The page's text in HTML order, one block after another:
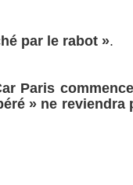
par le rabot ».
Paris
» ne reviendra